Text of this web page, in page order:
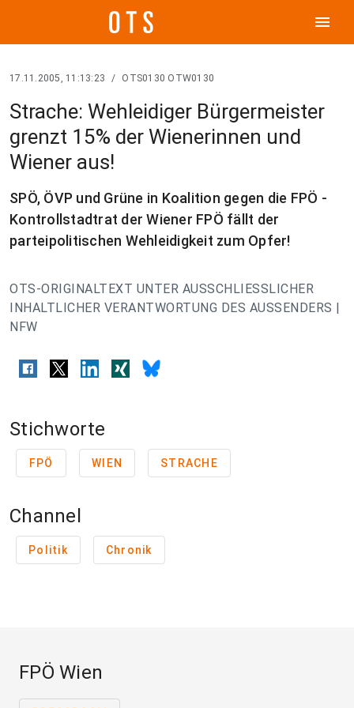
menu
17.11.2005, 11:13:23 / OTS0130 OTW0130
Strache: Wehleidiger Bürgermeister
grenzt 15% der Wienerinnen und
Wiener aus!
SPÖ, ÖVP und Grüne in Koalition gegen die FPÖ -
Kontrollstadtrat der Wiener FPÖ fällt der
parteipolitischen Wehleidigkeit zum Opfer!
OTS-ORIGINALTEXT UNTER AUSSCHLIESSLICHER
INHALTLICHER VERANTWORTUNG DES AUSSENDERS |
NFW
Stichworte
FPÖ WIEN STRACHE
Channel
Politik Chronik
FPÖ Wien